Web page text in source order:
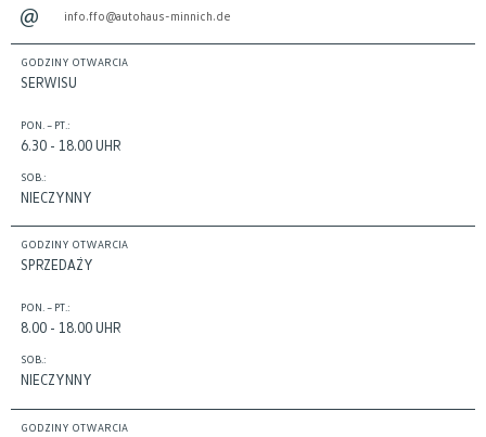
info.ffo@autohaus-minnich.de
GODZINY OTWARCIA
SERWISU
PON. – PT.:
6.30 - 18.00 UHR
SOB.:
NIECZYNNY
GODZINY OTWARCIA
SPRZEDAŻY
PON. – PT.:
8.00 - 18.00 UHR
SOB.:
NIECZYNNY
GODZINY OTWARCIA